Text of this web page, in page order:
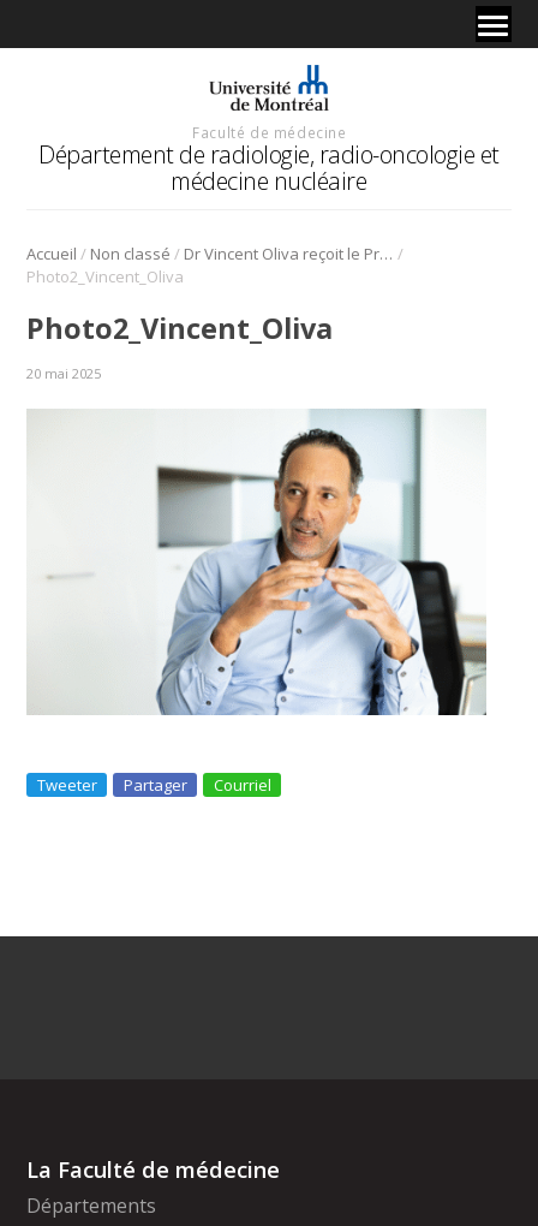
Faculté de médecine
Département de radiologie, radio-oncologie et
médecine nucléaire
Accueil / Non classé / Dr Vincent Oliva reçoit le Prix d’excellence de carrière de l’Association canadienne des radiologistes /
Photo2_Vincent_Oliva
Photo2_Vincent_Oliva
20 mai 2025
Tweeter Partager Courriel
La Faculté de médecine
Départements